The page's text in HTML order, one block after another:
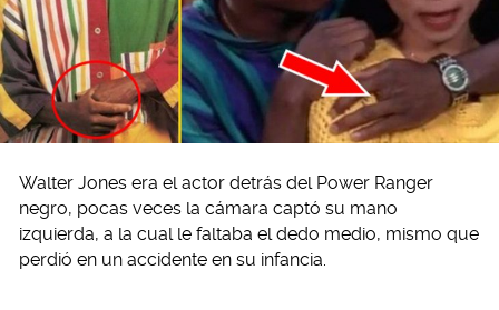
Walter Jones era el actor detrás del Power Ranger
negro, pocas veces la cámara captó su mano
izquierda, a la cual le faltaba el dedo medio, mismo que
perdió en un accidente en su infancia.